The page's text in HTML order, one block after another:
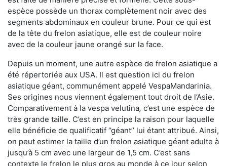
espèce possède un thorax complètement noir avec des
segments abdominaux en couleur brune. Pour ce qui est
de la tête du frelon asiatique, elle est de couleur noire
avec de la couleur jaune orangé sur la face.
Depuis un moment, une autre espèce de frelon asiatique a
été répertoriée aux USA. Il est question ici du frelon
asiatique géant, communément appelé VespaMandarinia.
Ses origines nous viennent également tout droit de l’Asie.
Comparativement à la vespa velutina, c’est une espèce de
très grande taille. C’est en principe la raison pour laquelle
elle bénéficie de qualificatif ‘’géant’’ lui étant attribué. Ainsi,
on peut estimer la taille d’un frelon asiatique géant adulte à
jusqu’à 5 cm avec une largeur de 1,5 cm. C’est sans
contexte le frelon le plus gros au monde à ce jour selon